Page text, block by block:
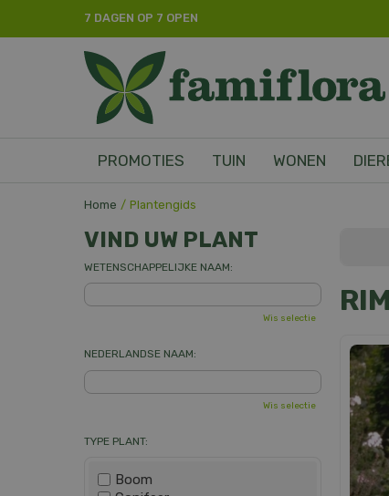
Home Plantengids
7 DAGEN OP 7 OPEN
PROMOTIES TUIN WONEN
VIND UW PLANT
WETENSCHAPPELIJKE NAAM:
Wis selectie
NEDERLANDSE NAAM:
Wis selectie
TYPE PLANT:
Boom